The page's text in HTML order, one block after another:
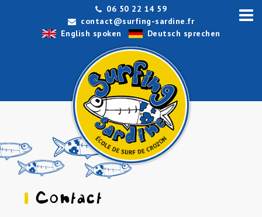
06 50 22 14 59
contact@surfing-sardine.fr
English spoken
Deutsch sprechen
Contact